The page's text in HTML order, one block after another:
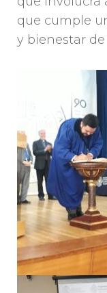
que cumple
y bienestar